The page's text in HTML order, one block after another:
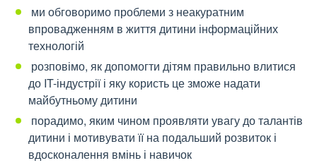
ми обговоримо проблеми з неакуратним
впровадженням в життя дитини інформаційних
технологій
розповімо, як допомогти дітям правильно влитися
до IT-індустрії і яку користь це зможе надати
майбутньому дитини
порадимо, яким чином проявляти увагу до талантів
дитини і мотивувати її на подальший розвиток і
вдосконалення вмінь і навичок